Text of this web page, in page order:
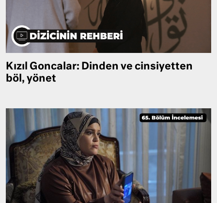
Kızıl Goncalar: Dinden ve cinsiyetten
böl, yönet